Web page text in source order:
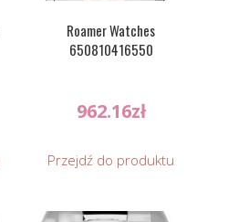
Roamer Watches
650810416550
962.16zł
Przejdź do produktu